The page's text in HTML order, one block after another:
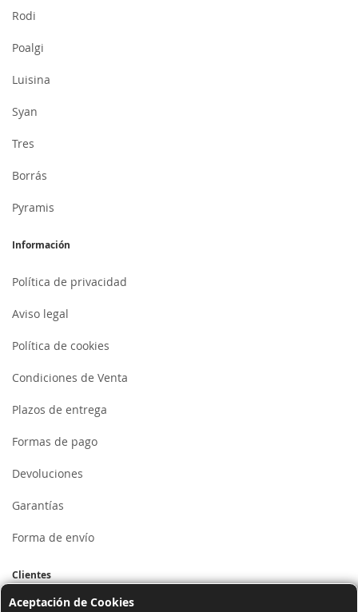
Aceptación de Cookies
Rodi
Poalgi
Luisina
Syan
Tres
Borrás
Pyramis
Información
Política de privacidad
Aviso legal
Política de cookies
Condiciones de Venta
Plazos de entrega
Formas de pago
Devoluciones
Garantías
Forma de envío
Clientes